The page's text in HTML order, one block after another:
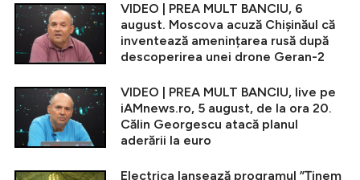
VIDEO | PREA MULT BANCIU, 6
august. Moscova acuză Chișinăul că
inventează amenințarea rusă după
descoperirea unei drone Geran-2
VIDEO | PREA MULT BANCIU, live pe
iAMnews.ro, 5 august, de la ora 20.
Călin Georgescu atacă planul
aderării la euro
Electrica lansează programul ”Ținem